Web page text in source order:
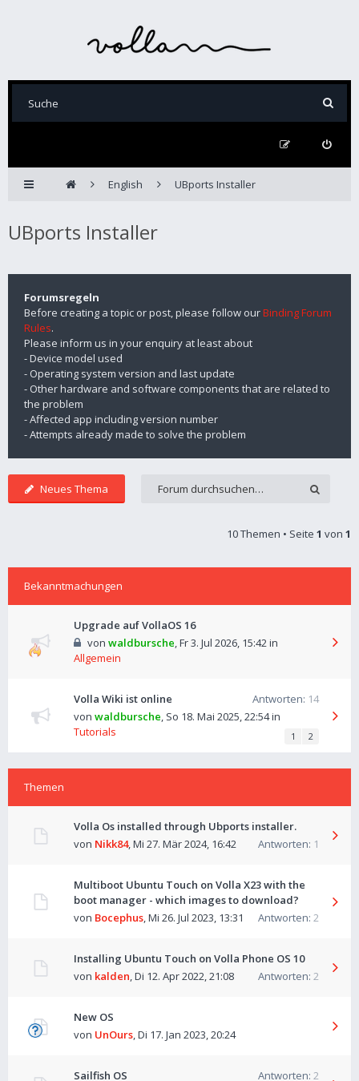
English UBports Installer
UBports Installer
Forumsregeln
Before creating a topic or post, please follow ourBinding Forum
Rules.
Please inform us in your enquiry at least about
- Device model used
- Operating system version and last update
- Other hardware and software components that are related to
the problem
- Affected app including version number
- Attempts already made to solve the problem
Neues Thema
10 Themen • Seite 1 von 1
Bekanntmachungen
Upgrade auf VollaOS 16
von waldbursche,Fr 3. Jul 2026, 15:42in
Allgemein
Volla Wiki ist online Antworten: 14
von waldbursche, So 18. Mai 2025, 22:54in
Tutorials
1 2
Themen
Volla Os installed through Ubports installer.
Antworten: 1
von Nikk84,Mi 27. Mär 2024, 16:42
Multiboot Ubuntu Touch on Volla X23 with the
boot manager - which images to download?
Antworten: 2
von Bocephus,Mi 26. Jul 2023, 13:31
Installing Ubuntu Touch on Volla Phone OS 10
Antworten: 2
von kalden,Di 12. Apr 2022, 21:08
New OS
von UnOurs,Di 17. Jan 2023, 20:24
Sailfish OS Antworten: 2